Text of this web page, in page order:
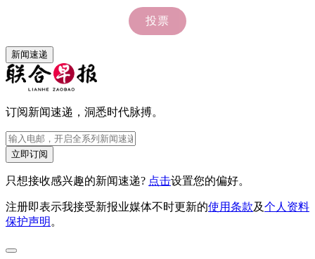
新闻速递
订阅新闻速递，洞悉时代脉搏。
立即订阅
只想接收感兴趣的新闻速递? 点击设置您的偏好。
注册即表示我接受新报业媒体不时更新的使用条款及个人资料
保护声明 。